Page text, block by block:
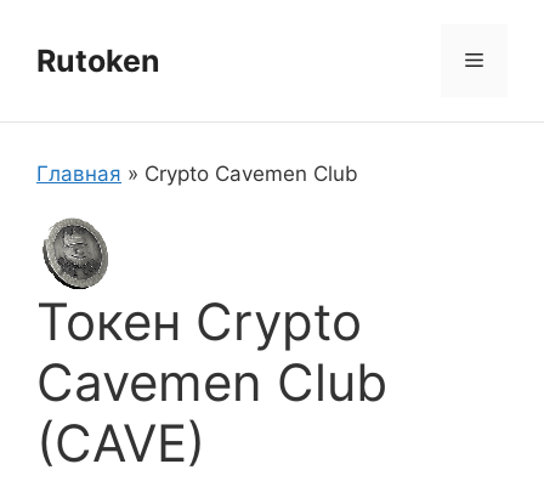
содержимому
Rutoken Меню
Главная » Crypto Cavemen Club
Токен Crypto
Cavemen Club
(CAVE)